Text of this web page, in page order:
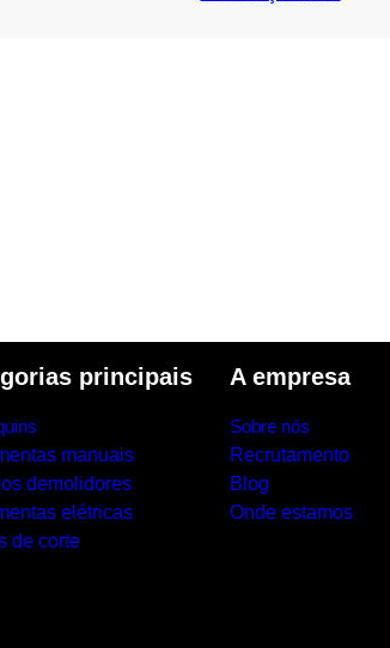
principais
manuais
demolidores
elétricas
de corte
A empresa
Sobre nós
Recrutamento
Blog
Onde estamos